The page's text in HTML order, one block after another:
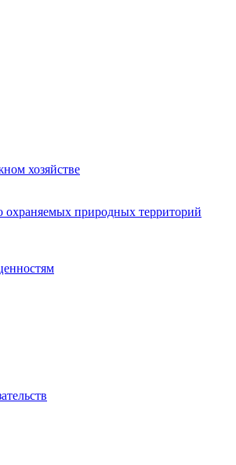
хозяйстве
охраняемых природных территорий